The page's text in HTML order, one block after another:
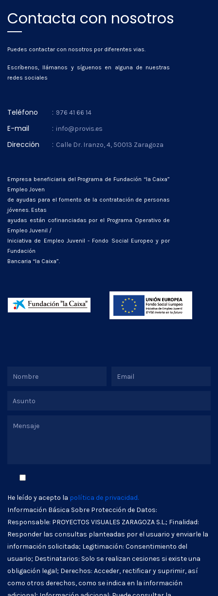
Contacta con nosotros
Puedes contactar con nosotros por diferentes vias.
Escríbenos, llámanos y síguenos en alguna de nuestras
redes sociales
Teléfono : 976 41 66 14
E-mail : info@provis.es
Dirección : Calle Dr. Iranzo, 4, 50013 Zaragoza
Empresa beneficiaria del Programa de Fundación “la Caixa”
Empleo Joven
de ayudas para el fomento de la contratación de personas
jóvenes. Estas
ayudas están cofinanciadas por el Programa Operativo de
Empleo Juvenil /
Iniciativa de Empleo Juvenil - Fondo Social Europeo y por
Fundación
Bancaria “la Caixa”.
He leído y acepto la política de privacidad.
Información Básica Sobre Protección de Datos:
Responsable: PROYECTOS VISUALES ZARAGOZA S.L.; Finalidad:
Responder las consultas planteadas por el usuario y enviarle la
información solicitada; Legitimación: Consentimiento del
usuario; Destinatarios: Solo se realizan cesiones si existe una
obligación legal; Derechos: Acceder, rectificar y suprimir, así
como otros derechos, como se indica en la información